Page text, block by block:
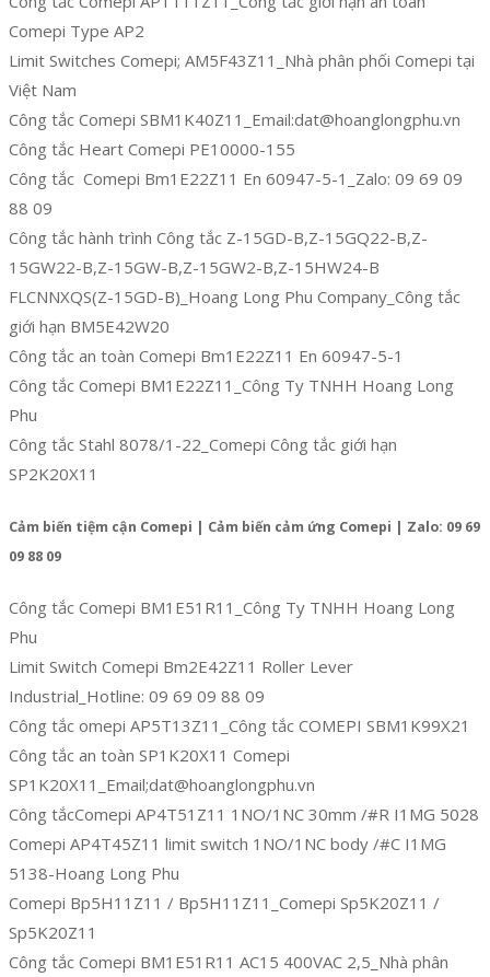
Comepi Type AP2
Limit Switches Comepi; AM5F43Z11_Nhà phân phối Comepi tại
Việt Nam
Công tắc Comepi SBM1K40Z11_Email:dat@hoanglongphu.vn
Công tắc Heart Comepi PE10000-155
Công tắc Comepi Bm1E22Z11 En 60947-5-1_Zalo: 09 69 09
88 09
Công tắc hành trình Công tắc Z-15GD-B,Z-15GQ22-B,Z-
15GW22-B,Z-15GW-B,Z-15GW2-B,Z-15HW24-B
FLCNNXQS(Z-15GD-B)_Hoang Long Phu Company_Công tắc
giới hạn BM5E42W20
Công tắc an toàn Comepi Bm1E22Z11 En 60947-5-1
Công tắc Comepi BM1E22Z11_Công Ty TNHH Hoang Long
Phu
Công tắc Stahl 8078/1-22_Comepi Công tắc giới hạn
SP2K20X11
Cảm biến tiệm cận Comepi | Cảm biến cảm ứng Comepi | Zalo: 09 69
09 88 09
Công tắc Comepi BM1E51R11_Công Ty TNHH Hoang Long
Phu
Limit Switch Comepi Bm2E42Z11 Roller Lever
Industrial_Hotline: 09 69 09 88 09
Công tắc omepi AP5T13Z11_Công tắc COMEPI SBM1K99X21
Công tắc an toàn SP1K20X11 Comepi
SP1K20X11_Email;dat@hoanglongphu.vn
Công tắcComepi AP4T51Z11 1NO/1NC 30mm /#R I1MG 5028
Comepi AP4T45Z11 limit switch 1NO/1NC body /#C I1MG
5138-Hoang Long Phu
Comepi Bp5H11Z11 / Bp5H11Z11_Comepi Sp5K20Z11 /
Sp5K20Z11
Công tắc Comepi BM1E51R11 AC15 400VAC 2,5_Nhà phân